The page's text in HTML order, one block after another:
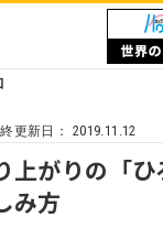
更新日： 2019.11.12
上がりの「
み方